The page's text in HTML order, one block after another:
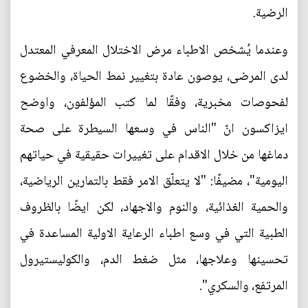
الرضية.
وعندما يُشخص الاطباء مرض الاختلال المعرفي المعتدل
لدى المرضى، يوصون عادة بتغيير نمط الحياة، والخضوع
لفحوصات مخبرية، وفقًا لما كتب المؤلفون، واوضح
ايزاكسون انّ "الناس في وسعها السيطرة على صحة
دماغها من خلال الاقدام على تغييرات حقيقية في حياتهم
اليومية"، مضيفًا: "لا يتعلّق الامر فقط بالتمارين الرياضية،
والحمية الغذائية، والنوم والاجهاد، لكن ايضًا بالظروف
الطبية التي في وسع اطباء الرعاية الاولية المساعدة في
تحسينها وعلاجها، مثل ضغط الدم، والكوليستيرول
المرتفع، والسكري".